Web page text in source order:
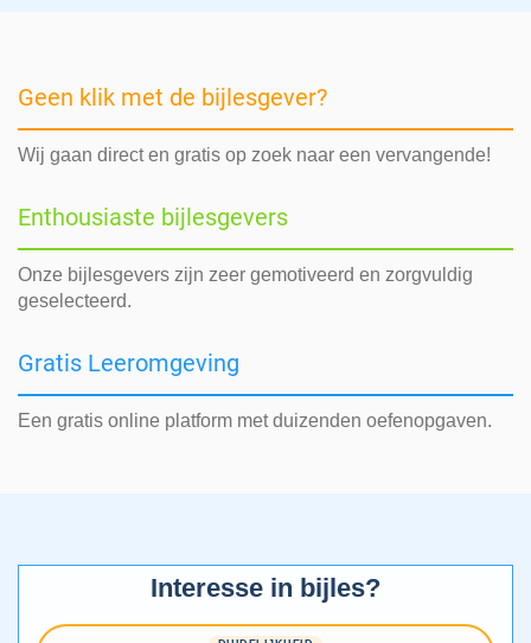
Geen klik met de bijlesgever?
Wij gaan direct en gratis op zoek naar een vervangende!
Enthousiaste bijlesgevers
Onze bijlesgevers zijn zeer gemotiveerd en zorgvuldig
geselecteerd.
Gratis Leeromgeving
Een gratis online platform met duizenden oefenopgaven.
Interesse in bijles?